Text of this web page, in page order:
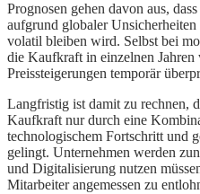
Prognosen gehen davon aus,
aufgrund globaler
volatil bleiben wird. Selbst bei
die Kaufkraft in einzelnen
Preissteigerungen temporär
Langfristig ist damit zu rechnen,
Kaufkraft nur durch eine
technologischem Fortschritt und
gelingt. Unternehmen werden
und Digitalisierung nutzen
Mitarbeiter angemessen zu